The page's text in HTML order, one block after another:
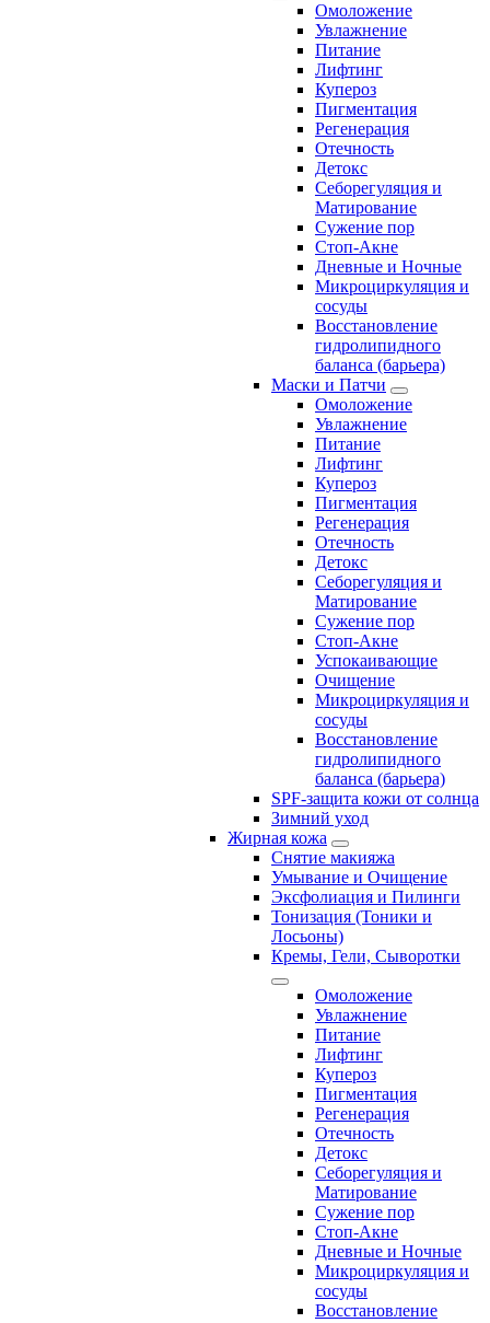
Омоложение
Увлажнение
Питание
Лифтинг
Купероз
Пигментация
Регенерация
Отечность
Детокс
Себорегуляция и
Матирование
Сужение пор
Стоп-Акне
Дневные и Ночные
Микроциркуляция и
сосуды
Восстановление
гидролипидного
баланса (барьера)
Маски и Патчи
Омоложение
Увлажнение
Питание
Лифтинг
Купероз
Пигментация
Регенерация
Отечность
Детокс
Себорегуляция и
Матирование
Сужение пор
Стоп-Акне
Успокаивающие
Очищение
Микроциркуляция и
сосуды
Восстановление
гидролипидного
баланса (барьера)
SPF-защита кожи от солнца
Зимний уход
Жирная кожа
Снятие макияжа
Умывание и Очищение
Эксфолиация и Пилинги
Тонизация (Тоники и
Лосьоны)
Кремы, Гели, Сыворотки
Омоложение
Увлажнение
Питание
Лифтинг
Купероз
Пигментация
Регенерация
Отечность
Детокс
Себорегуляция и
Матирование
Сужение пор
Стоп-Акне
Дневные и Ночные
Микроциркуляция и
сосуды
Восстановление